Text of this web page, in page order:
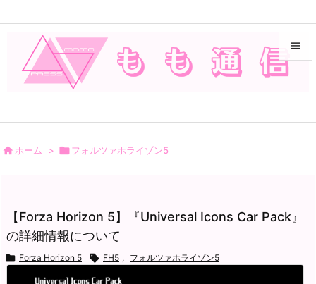


サイド

 ホーム > フォルツァホライゾン5
【Forza Horizon 5】『Universal Icons Car Pack』
の詳細情報について
 Forza Horizon 5  FH5 , フォルツァホライゾン5